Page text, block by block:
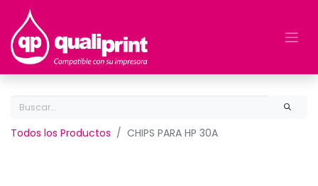
Todos los Productos CHIPS PARA HP 30A